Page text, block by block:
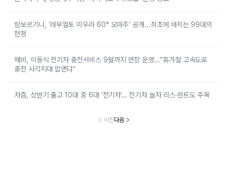
람보르기니, ‘레부엘토 미우라 60° 오마주’ 공개...최초에 바치는 99대의
헌정
채비, 이동식 전기차 충전서비스 9월까지 연장 운영…“휴가철 고속도로
충전 사각지대 없앤다”
차즘, 상반기 출고 10대 중 6대 ‘전기차’… 전기차 늘자 리스·렌트도 주목
이전다음